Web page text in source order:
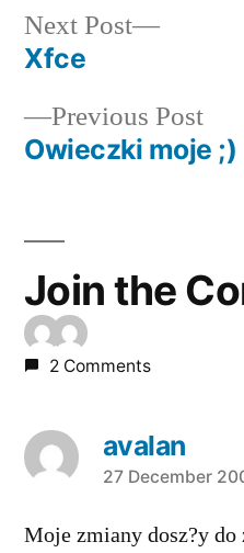
Post
navigation
Previous Post
post:
Owieczki moje ;)
Next Post
Next
Xfce
Join the
2 Comments
avalan
says:
27 December
Moje zmiany dosz?y